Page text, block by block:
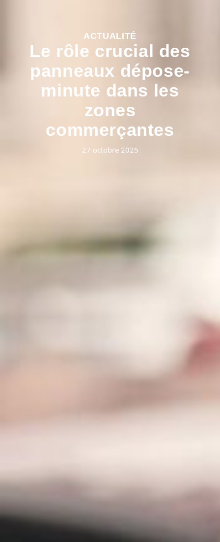
ACTUALITÉ
Le rôle crucial des
panneaux dépose-
minute dans les
zones
commerçantes
27 octobre 2025